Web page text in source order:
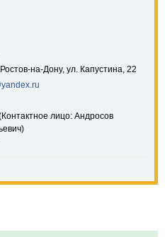
на-Дону, ул. Капустина, 22
лицо: Андросов